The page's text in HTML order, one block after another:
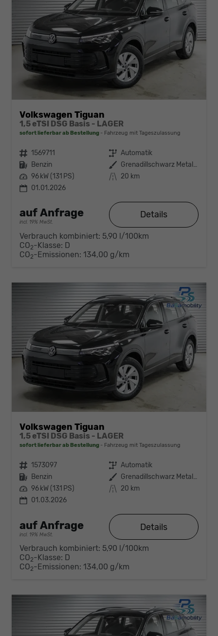
Volkswagen Tiguan
1,5 eTSI DSG Basis - LAGER
sofort lieferbar ab Bestellung Fahrzeug mit Tageszulassung
Fahrzeugnr. 1569711 Getriebe Automatik
Kraftstoff Benzin Außenfarbe
Grenadillschwarz Metallic (0E)
Leistung 96 kW (131 PS) Kilometerstand 20 km
01.01.2026
auf Anfrage
incl. 19% MwSt.
Details
Verbrauch kombiniert: 5,90 l/100km
CO2-Klasse: D
CO2-Emissionen: 134,00 g/km
Volkswagen Tiguan
1,5 eTSI DSG Basis - LAGER
sofort lieferbar ab Bestellung Fahrzeug mit Tageszulassung
Fahrzeugnr. 1573097 Getriebe Automatik
Kraftstoff Benzin Außenfarbe
Grenadillschwarz Metallic (0E)
Leistung 96 kW (131 PS) Kilometerstand 20 km
01.03.2026
auf Anfrage
incl. 19% MwSt.
Details
Verbrauch kombiniert: 5,90 l/100km
CO2-Klasse: D
CO2-Emissionen: 134,00 g/km